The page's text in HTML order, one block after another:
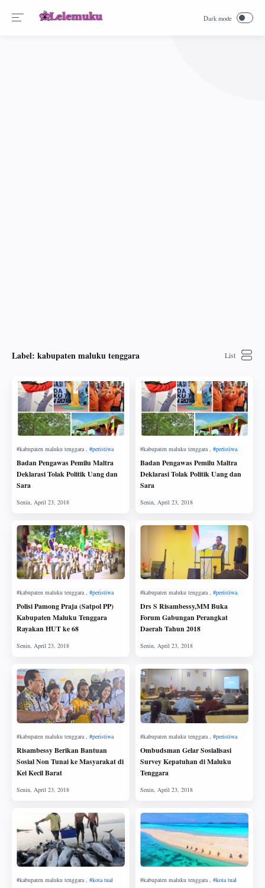
Label: kabupaten maluku tenggara
Badan Pengawas Pemilu Maltra
Deklarasi Tolak Politik Uang dan
Sara
Badan Pengawas Pemilu Maltra
Deklarasi Tolak Politik Uang dan
Sara
Polisi Pamong Praja (Satpol PP)
Kabupaten Maluku Tenggara
Rayakan HUT ke 68
Drs S Risambessy,MM Buka
Forum Gabungan Perangkat
Daerah Tahun 2018
Risambessy Berikan Bantuan
Sosial Non Tunai ke Masyarakat di
Kei Kecil Barat
Ombudsman Gelar Sosialisasi
Survey Kepatuhan di Maluku
Tenggara